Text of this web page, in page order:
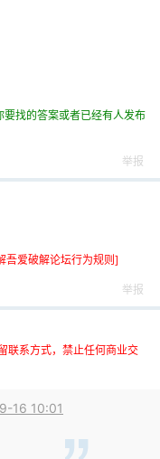
要找的答案或者已经有人发布
举报
吾爱破解论坛行为规则]
举报
联系方式，禁止任何商业交
16 10:01